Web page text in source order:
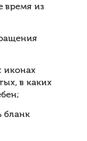
время из
иконах
в каких
бланк